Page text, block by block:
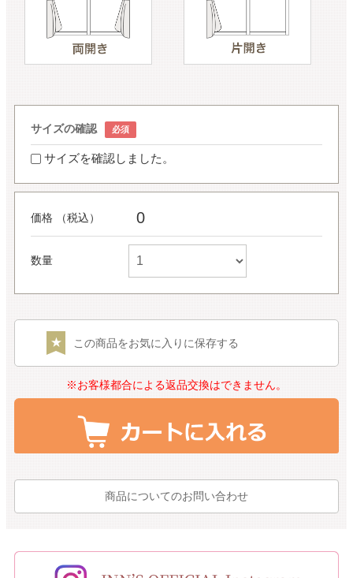
サイズの確認
サイズを確認しました。
価格 （税込） 0
数量
この商品をお気に入りに保存する
※お客様都合による返品交換はできません。
商品についてのお問い合わせ